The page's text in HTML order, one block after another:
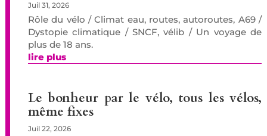
Juil 31, 2026
Rôle du vélo / Climat eau, routes, autoroutes, A69 /
Dystopie climatique / SNCF, vélib / Un voyage de
plus de 18 ans.
lire plus
Le bonheur par le vélo, tous les vélos,
même fixes
Juil 22, 2026